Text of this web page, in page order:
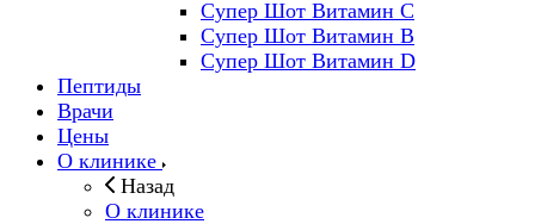
Супер Шот Витамин C
Супер Шот Витамин B
Супер Шот Витамин D
Пептиды
Врачи
Цены
О клинике
Назад
О клинике